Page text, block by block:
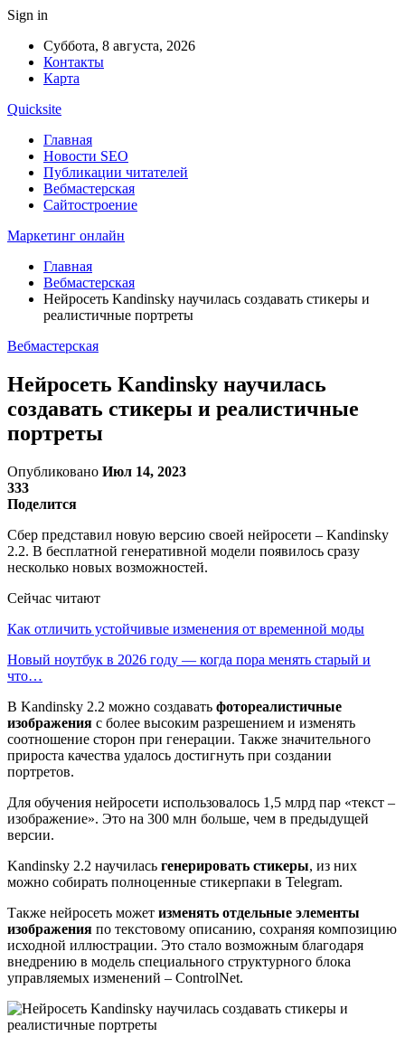
Sign in
Суббота, 8 августа, 2026
Контакты
Карта
Quicksite
Главная
Новости SEO
Публикации читателей
Вебмастерская
Сайтостроение
Маркетинг онлайн
Главная
Вебмастерская
Нейросеть Kandinsky научилась создавать стикеры и
реалистичные портреты
Вебмастерская
Нейросеть Kandinsky научилась
создавать стикеры и реалистичные
портреты
Опубликовано Июл 14, 2023
333
Поделится
Сбер представил новую версию своей нейросети – Kandinsky
2.2. В бесплатной генеративной модели появилось сразу
несколько новых возможностей.
Сейчас читают
Как отличить устойчивые изменения от временной моды
Новый ноутбук в 2026 году — когда пора менять старый и
что…
В Kandinsky 2.2 можно создавать фотореалистичные
изображения с более высоким разрешением и изменять
соотношение сторон при генерации. Также значительного
прироста качества удалось достигнуть при создании
портретов.
Для обучения нейросети использовалось 1,5 млрд пар «текст –
изображение». Это на 300 млн больше, чем в предыдущей
версии.
Kandinsky 2.2 научилась генерировать стикеры, из них
можно собирать полноценные стикерпаки в Telegram.
Также нейросеть может изменять отдельные элементы
изображения по текстовому описанию, сохраняя композицию
исходной иллюстрации. Это стало возможным благодаря
внедрению в модель специального структурного блока
управляемых изменений – ControlNet.